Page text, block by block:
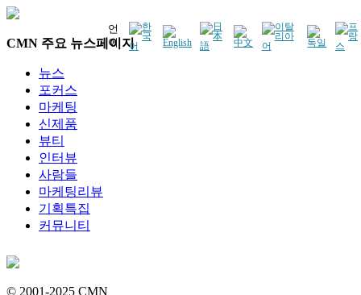
언
어
CMN 주요 뉴스페이지
뉴스
포커스
마케팅
신제품
뷰티
인터뷰
사람들
마케팅리뷰
기획특집
커뮤니티
© 2001-2025 CMN